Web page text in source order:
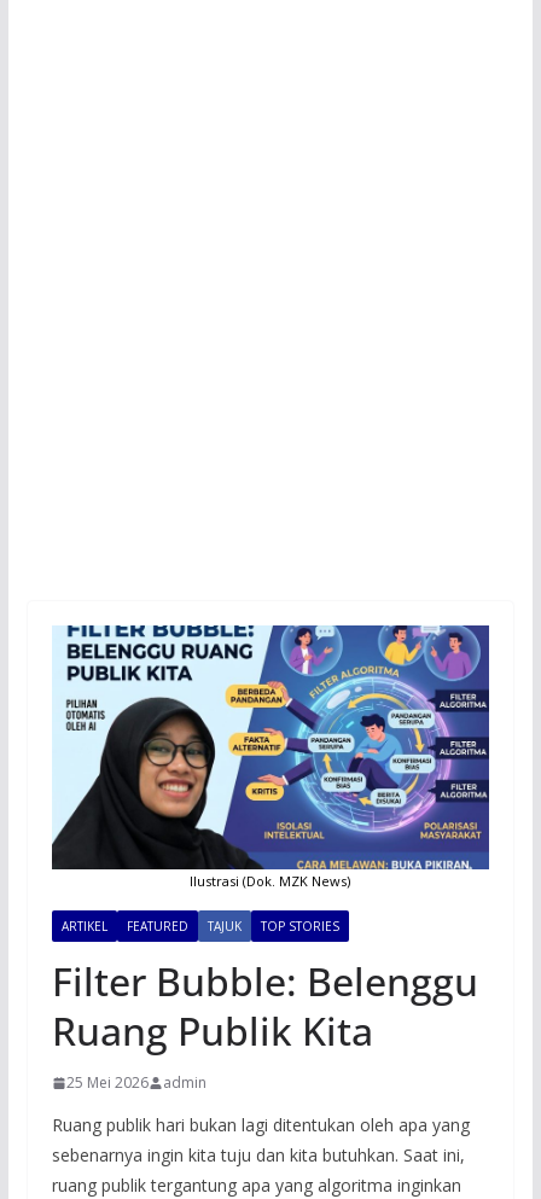
Ilustrasi (Dok. MZK News)
ARTIKEL FEATURED TAJUK TOP STORIES
Filter Bubble: Belenggu
Ruang Publik Kita
25 Mei 2026 admin
Ruang publik hari bukan lagi ditentukan oleh apa yang
sebenarnya ingin kita tuju dan kita butuhkan. Saat ini,
ruang publik tergantung apa yang algoritma inginkan